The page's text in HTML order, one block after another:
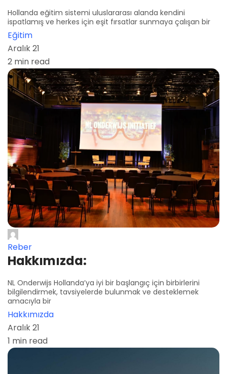
Hollanda eğitim sistemi uluslararası alanda kendini
ispatlamış ve herkes için eşit fırsatlar sunmaya çalışan bir
Eğitim
Aralık 21
2 min read
Reber
Hakkımızda:
NL Onderwijs Hollanda’ya iyi bir başlangıç ​​için birbirlerini
bilgilendirmek, tavsiyelerde bulunmak ve desteklemek
amacıyla bir
Hakkımızda
Aralık 21
1 min read